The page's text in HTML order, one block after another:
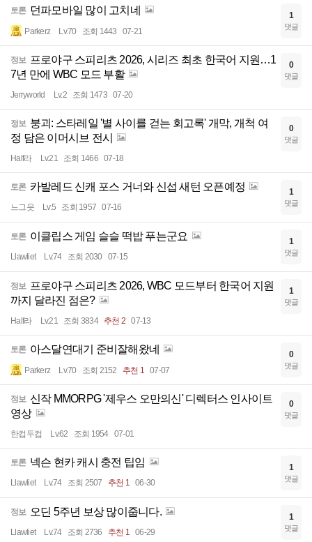
토론 던파모바일 많이 고치네
Parkerz Lv.70 조회 1443 07-21
1
댓글
정보 프로야구 스피리츠 2026, 시리즈 최초 한국어 지원…1
7년 만에 WBC 모드 부활
Jerryworld Lv.2 조회 1473 07-20
0
댓글
정보 붕괴: 스타레일 '별 사이를 걷는 회고록' 개막, 개척 여
정 담은 이머시브 전시
Half라 Lv.21 조회 1466 07-18
0
댓글
토론 카발레드 신캐 포스 거너와 신섭 새턴 오픈예정
느그읏 Lv.5 조회 1957 07-16
1
댓글
토론 이클립스 게임 슬슬 떡밥 푸는군요
Llawliet Lv.74 조회 2030 07-15
1
댓글
정보 프로야구 스피리츠 2026, WBC 모드부터 한국어 지원
까지 달라진 점은?
Half라 Lv.21 조회 3834 추천 2 07-13
1
댓글
토론 아스달연대기 준비잘해왔네
Parkerz Lv.70 조회 2152 추천 1 07-07
0
댓글
정보 신작 MMORPG '제우스 오만의신' 디렉터스 인사이트
영상
한컵두컵 Lv.62 조회 1954 07-01
0
댓글
토론 넥슨 현카 캐시 충전 팁임
Llawliet Lv.74 조회 2507 추천 1 06-30
1
댓글
정보 오딘 5주년 보상 많이줍니다.
Llawliet Lv.74 조회 2736 추천 1 06-29
1
댓글